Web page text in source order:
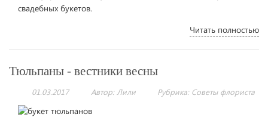
свадебных букетов.
Читать полностью
Тюльпаны - вестники весны
01.03.2017 Автор: Лили Рубрика: Советы флориста